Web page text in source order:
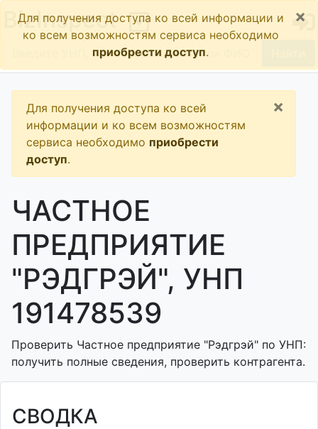
BizInspect
Для получения доступа ко всей информации и
ко всем возможностям сервиса необходимо
приобрести доступ.
×
Для получения доступа ко всей
информации и ко всем возможностям
сервиса необходимо приобрести
доступ.
×
ЧАСТНОЕ
ПРЕДПРИЯТИЕ
"РЭДГРЭЙ", УНП
191478539
Проверить Частное предприятие "Рэдгрэй" по УНП:
получить полные сведения, проверить контрагента.
СВОДКА